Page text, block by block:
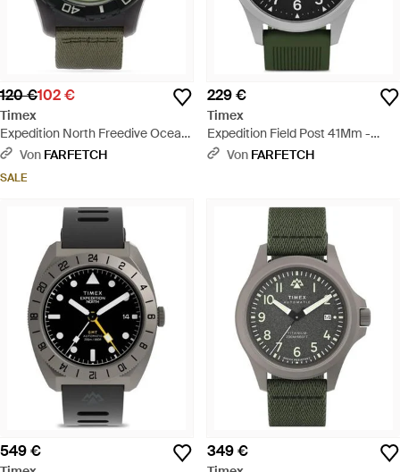
120 €102 €
Timex
Expedition North Freedive Ocean
46Mm - Grün
Von FARFETCH
SALE
229 €
Timex
Expedition Field Post 41Mm -
Schwarz
Von FARFETCH
549 € 349 €